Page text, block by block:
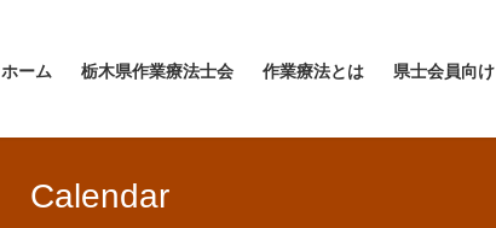
ホーム 栃木県作業療法士会 作業療法とは 県士会員向け
Calendar